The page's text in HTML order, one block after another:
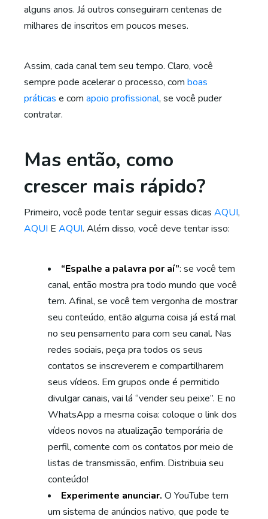
alguns anos. Já outros conseguiram centenas de
milhares de inscritos em poucos meses.
Assim, cada canal tem seu tempo. Claro, você
sempre pode acelerar o processo, com boas
práticas e com apoio profissional, se você puder
contratar.
Mas então, como
crescer mais rápido?
Primeiro, você pode tentar seguir essas dicas AQUI,
AQUI E AQUI. Além disso, você deve tentar isso:
“Espalhe a palavra por aí”: se você tem
canal, então mostra pra todo mundo que você
tem. Afinal, se você tem vergonha de mostrar
seu conteúdo, então alguma coisa já está mal
no seu pensamento para com seu canal. Nas
redes sociais, peça pra todos os seus
contatos se inscreverem e compartilharem
seus vídeos. Em grupos onde é permitido
divulgar canais, vai lá “vender seu peixe”. E no
WhatsApp a mesma coisa: coloque o link dos
vídeos novos na atualização temporária de
perfil, comente com os contatos por meio de
listas de transmissão, enfim. Distribuia seu
conteúdo!
Experimente anunciar. O YouTube tem
um sistema de anúncios nativo, que pode te